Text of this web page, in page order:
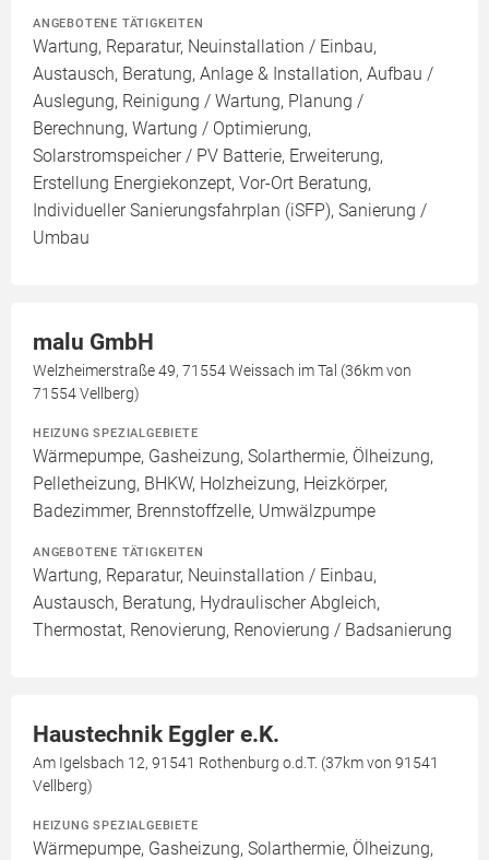
ANGEBOTENE TÄTIGKEITEN
Wartung, Reparatur, Neuinstallation / Einbau,
Austausch, Beratung, Anlage & Installation, Aufbau /
Auslegung, Reinigung / Wartung, Planung /
Berechnung, Wartung / Optimierung,
Solarstromspeicher / PV Batterie, Erweiterung,
Erstellung Energiekonzept, Vor-Ort Beratung,
Individueller Sanierungsfahrplan (iSFP), Sanierung /
Umbau
malu GmbH
Welzheimerstraße 49, 71554 Weissach im Tal (36km von
71554 Vellberg)
HEIZUNG SPEZIALGEBIETE
Wärmepumpe, Gasheizung, Solarthermie, Ölheizung,
Pelletheizung, BHKW, Holzheizung, Heizkörper,
Badezimmer, Brennstoffzelle, Umwälzpumpe
ANGEBOTENE TÄTIGKEITEN
Wartung, Reparatur, Neuinstallation / Einbau,
Austausch, Beratung, Hydraulischer Abgleich,
Thermostat, Renovierung, Renovierung / Badsanierung
Haustechnik Eggler e.K.
Am Igelsbach 12, 91541 Rothenburg o.d.T. (37km von 91541
Vellberg)
HEIZUNG SPEZIALGEBIETE
Wärmepumpe, Gasheizung, Solarthermie, Ölheizung,